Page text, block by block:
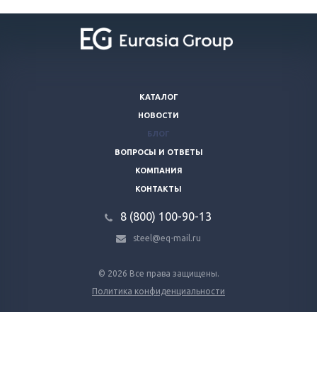
© 2026 Все права защищены.
Политика конфиденциальности
КАТАЛОГ
НОВОСТИ
БЛОГ
ВОПРОСЫ И ОТВЕТЫ
КОМПАНИЯ
КОНТАКТЫ
8 (800) 100-90-13
steel@eq-mail.ru